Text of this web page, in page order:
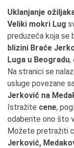
Uklanjanje
Veliki mokri Lug
preduzeća koja se
blizini Braće
Luga u Beogradu,
Na stranici se
usluge povezane
Jerković na
Istražite cene,
odaberite ono što
Možete pretražiti
Jerković,